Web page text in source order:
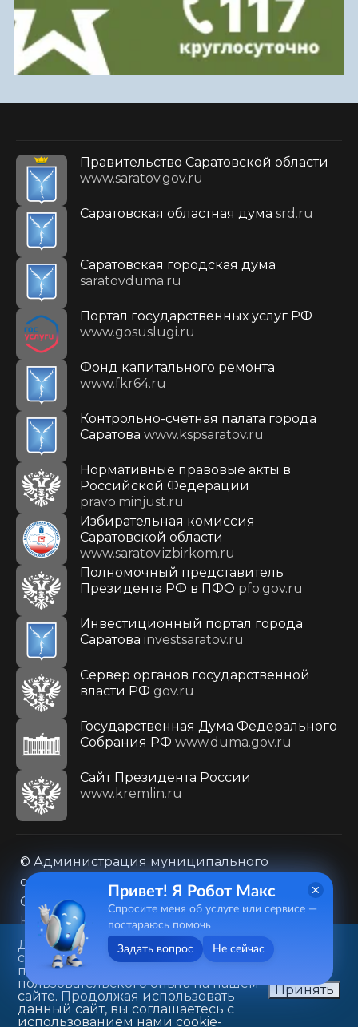
Правительство Саратовской области
www.saratov.gov.ru
Саратовская областная дума srd.ru
Саратовская городская дума
saratovduma.ru
Портал государственных услуг РФ
www.gosuslugi.ru
Фонд капитального ремонта
www.fkr64.ru
Контрольно-счетная палата города
Саратова www.kspsaratov.ru
Нормативные правовые акты в
Российской Федерации
pravo.minjust.ru
Избирательная комиссия
Саратовской области
www.saratov.izbirkom.ru
Полномочный представитель
Президента РФ в ПФО pfo.gov.ru
Инвестиционный портал города
Саратова investsaratov.ru
Сервер органов государственной
власти РФ gov.ru
Государственная Дума Федерального
Собрания РФ www.duma.gov.ru
Cайт Президента России
www.kremlin.ru
© Администрация муниципального
образования городского округа «Город
Саратов»
Контакты
Карта сайта
Политика в отношении обработки
персональных данных
410031, г. Саратов, ул. Первомайская, д. 78
+7(8452)26-02-49
Данный веб-сайт использует
cookie-файлы в целях
предоставления вам лучшего
пользовательского опыта на нашем
сайте. Продолжая использовать
данный сайт, вы соглашаетесь с
использованием нами cookie-
Принять
Привет! Я Робот Макс
Спросите меня об услуге или сервисе —
постараюсь помочь
Задать вопрос Не сейчас